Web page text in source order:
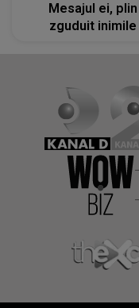
Mesajul ei,
zguduit